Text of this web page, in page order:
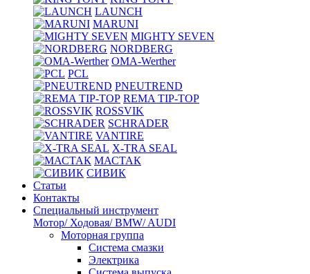
LAUNCH
MARUNI
MIGHTY SEVEN
NORDBERG
OMA-Werther
PCL
PNEUTREND
REMA TIP-TOP
ROSSVIK
SCHRADER
VANTIRE
X-TRA SEAL
МАСТАК
СИВИК
Статьи
Контакты
Специальный инструмент
Мотор/ Ходовая/ BMW/ AUDI
Моторная группа
Система смазки
Электрика